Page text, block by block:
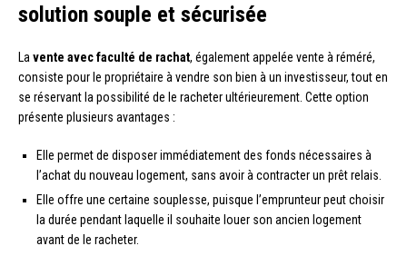
solution souple et sécurisée
La vente avec faculté de rachat, également appelée vente à réméré,
consiste pour le propriétaire à vendre son bien à un investisseur, tout en
se réservant la possibilité de le racheter ultérieurement. Cette option
présente plusieurs avantages :
Elle permet de disposer immédiatement des fonds nécessaires à
l’achat du nouveau logement, sans avoir à contracter un prêt relais.
Elle offre une certaine souplesse, puisque l’emprunteur peut choisir
la durée pendant laquelle il souhaite louer son ancien logement
avant de le racheter.